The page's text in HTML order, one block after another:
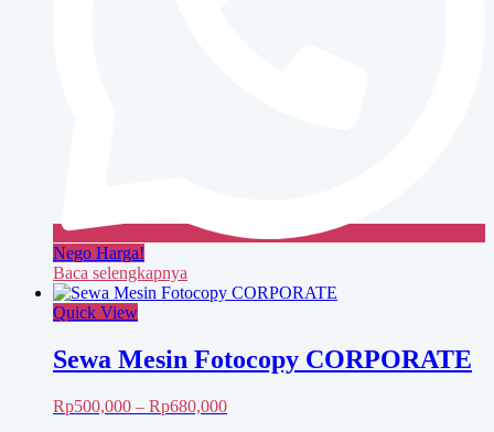
Nego Harga!
Baca selengkapnya
Quick View
Sewa Mesin Fotocopy CORPORATE
Rp500,000 – Rp680,000Rentang